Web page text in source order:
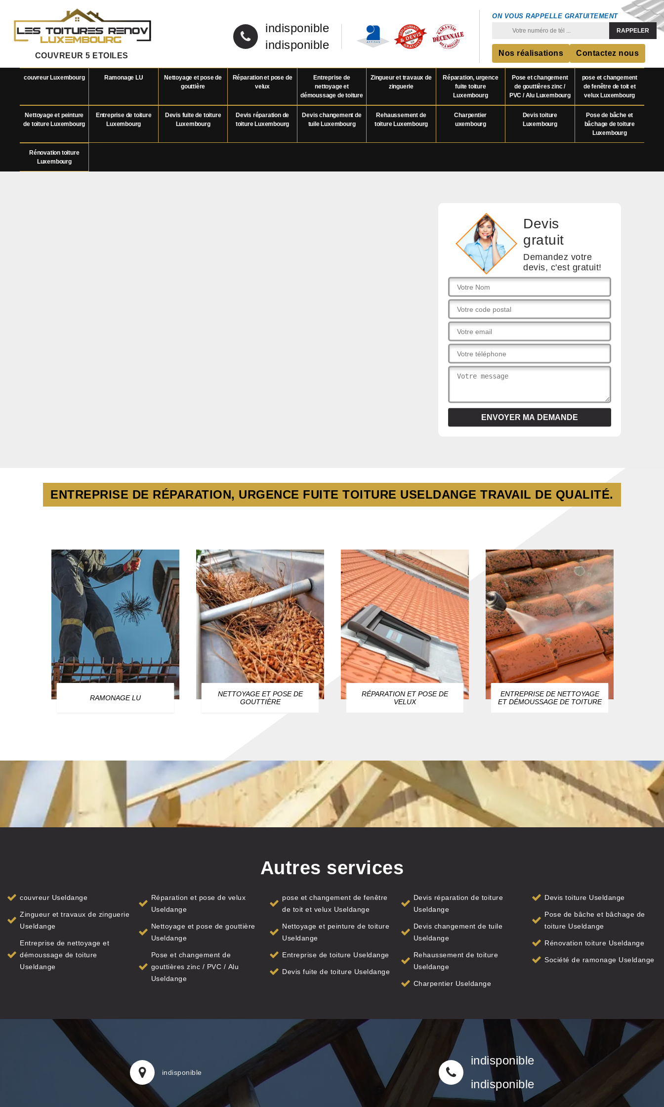
COUVREUR 5 ETOILES
indisponible
indisponible
ON VOUS RAPPELLE GRATUITEMENT
Nos réalisations Contactez nous
couvreur Luxembourg Ramonage LU
Nettoyage et pose de
gouttière
Réparation et pose de
velux
Entreprise de
nettoyage et
démoussage de toiture
Zingueur et travaux de
zinguerie
Réparation, urgence
fuite toiture
Luxembourg
Pose et changement
de gouttières zinc /
PVC / Alu Luxembourg
pose et changement
de fenêtre de toit et
velux Luxembourg
Nettoyage et peinture
de toiture Luxembourg
Entreprise de toiture
Luxembourg
Devis fuite de toiture
Luxembourg
Devis réparation de
toiture Luxembourg
Devis changement de
tuile Luxembourg
Rehaussement de
toiture Luxembourg
Charpentier
uxembourg
Devis toiture
Luxembourg
Pose de bâche et
bâchage de toiture
Luxembourg
Rénovation toiture
Luxembourg
Devis
gratuit
Demandez votre
devis, c'est gratuit!
ENTREPRISE DE RÉPARATION, URGENCE FUITE TOITURE USELDANGE TRAVAIL DE QUALITÉ.
RAMONAGE LU
NETTOYAGE ET POSE DE
GOUTTIÈRE
RÉPARATION ET POSE DE
VELUX
ENTREPRISE DE NETTOYAGE
ET DÉMOUSSAGE DE TOITURE
Autres services
couvreur Useldange
Zingueur et travaux de zinguerie
Useldange
Entreprise de nettoyage et
démoussage de toiture
Useldange
Réparation et pose de velux
Useldange
Nettoyage et pose de gouttière
Useldange
Pose et changement de
gouttières zinc / PVC / Alu
Useldange
pose et changement de fenêtre
de toit et velux Useldange
Nettoyage et peinture de toiture
Useldange
Entreprise de toiture Useldange
Devis fuite de toiture Useldange
Devis réparation de toiture
Useldange
Devis changement de tuile
Useldange
Rehaussement de toiture
Useldange
Charpentier Useldange
Devis toiture Useldange
Pose de bâche et bâchage de
toiture Useldange
Rénovation toiture Useldange
Société de ramonage Useldange
indisponible
indisponible
indisponible